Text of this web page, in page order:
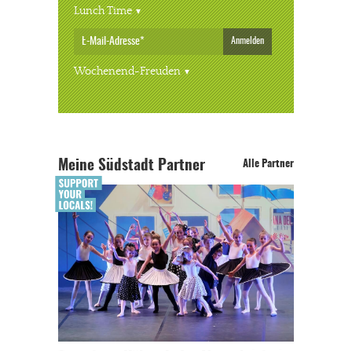
Lunch Time
Anmelden
Wochenend-Freuden
Meine Südstadt Partner Alle Partner